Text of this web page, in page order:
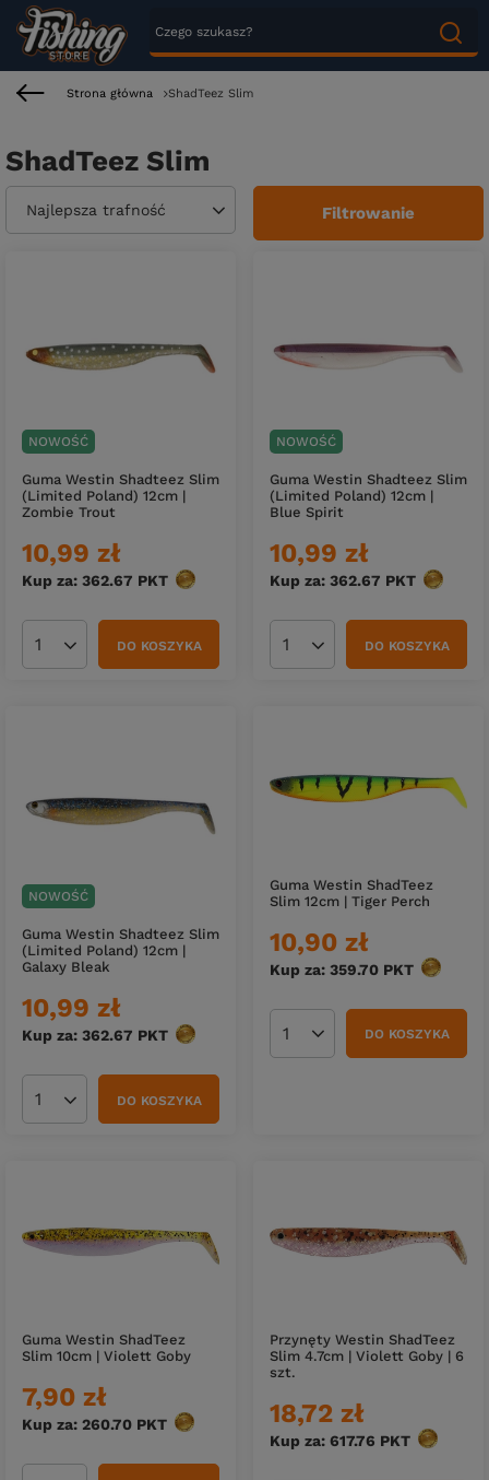
Strona główna ShadTeez Slim
ShadTeez Slim
Zmień sortowanie
Najlepsza trafność Filtrowanie
NOWOŚĆ
Guma Westin Shadteez Slim
(Limited Poland) 12cm |
Zombie Trout
10,99 zł
Kup za: 362.67 PKT punktów
Ilość produktówDO KOSZYKA
NOWOŚĆ
Guma Westin Shadteez Slim
(Limited Poland) 12cm |
Blue Spirit
10,99 zł
Kup za: 362.67 PKT punktów
Ilość produktówDO KOSZYKA
NOWOŚĆ
Guma Westin Shadteez Slim
(Limited Poland) 12cm |
Galaxy Bleak
10,99 zł
Kup za: 362.67 PKT punktów
Ilość produktówDO KOSZYKA
Guma Westin ShadTeez
Slim 12cm | Tiger Perch
10,90 zł
Kup za: 359.70 PKT punktów
Ilość produktówDO KOSZYKA
Guma Westin ShadTeez
Slim 10cm | Violett Goby
7,90 zł
Kup za: 260.70 PKT punktów
Przynęty Westin ShadTeez
Slim 4.7cm | Violett Goby | 6
szt.
18,72 zł
Kup za: 617.76 PKT punktów